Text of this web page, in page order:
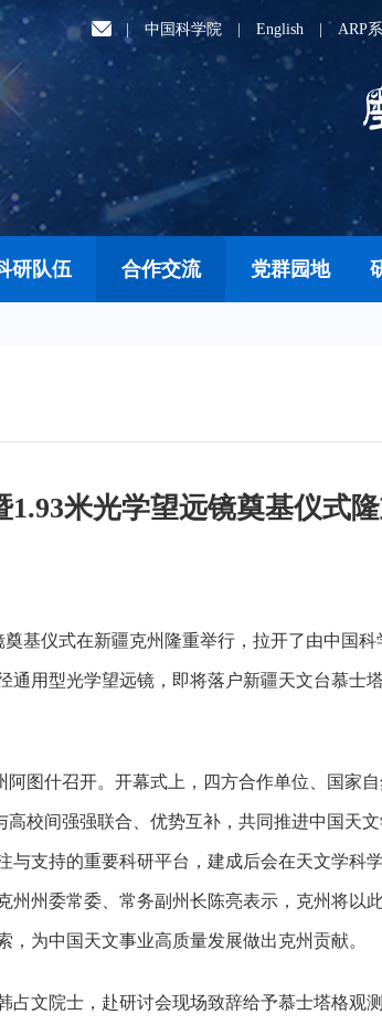
| 中国科学院 English ARP
研队伍 合作交流 党群园地
米光学望远镜奠基仪式
基仪式在新疆克州隆重举行，拉开了由中国
用型光学望远镜，即将落户新疆天文台慕士
图什召开。开幕式上，四方合作单位、国家
校间强强联合、优势互补，共同推进中国天
支持的重要科研平台，建成后会在天文学科
州委常委、常务副州长陈亮表示，克州将以
为中国天文事业高质量发展做出克州贡献。
文院士，赴研讨会现场致辞给予慕士塔格观